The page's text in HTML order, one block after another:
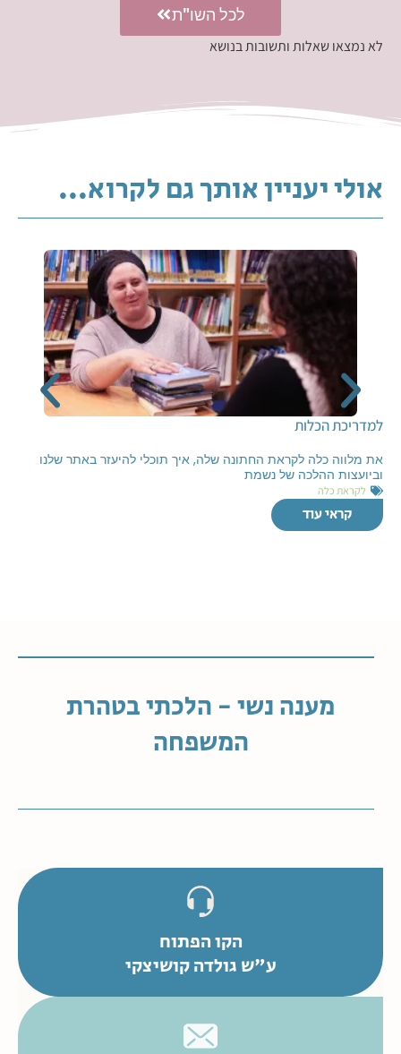
לא נמצאו שאלות ותשובות בנושא
לכל השו"ת
אולי יעניין אותך גם לקרוא...
למדריכת הכלות
את מלווה כלה לקראת החתונה שלה, איך תוכלי להיעזר באתר שלנו
וביועצות ההלכה של נשמת
לקראת כלה
קראי עוד
מענה נשי - הלכתי בטהרת
המשפחה
הקו הפתוח
ע"ש גולדה קושיצקי